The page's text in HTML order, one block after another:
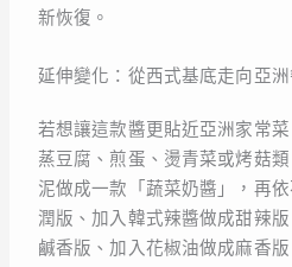
新恢復。
延伸變化：從西式基底走向亞洲
若想讓這款醬更貼近亞洲家常
蒸豆腐、煎蛋、燙青菜或烤菇
泥做成一款「蔬菜奶醬」，再
潤版、加入韓式辣醬做成甜辣
鹹香版、加入花椒油做成麻香